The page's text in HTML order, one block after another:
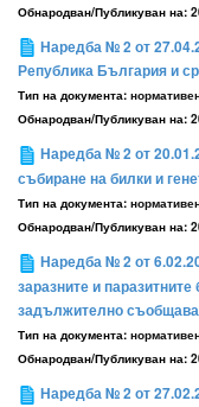
Обнародван/Публикуван на:
Наредба № 2 от
Република България и
Тип на документа:
Обнародван/Публикуван на:
Наредба № 2 от
събиране на билки и
Тип на документа:
Обнародван/Публикуван на:
Наредба № 2 от
заразните и
задължително
Тип на документа:
Обнародван/Публикуван на:
Наредба № 2 от